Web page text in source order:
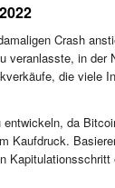
Crash
veranlasste, in der
die viele
da
Kaufdruck.